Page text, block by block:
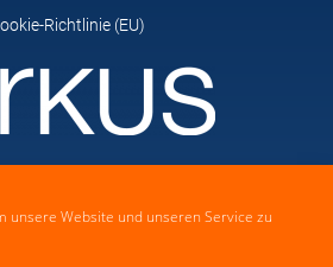
unsere Website und unseren Service zu
Richtlinie (EU)
arkus GmbH
Wentorf bei Hamburg